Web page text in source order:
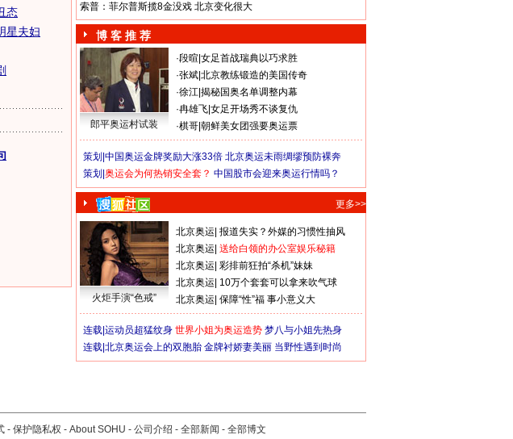
态
星夫妇
索普：菲尔普斯揽8金没戏 北京变化很大
博 客 推 荐
郎平奥运村试装
·段暄 女足首战瑞典以巧求胜
·张斌 北京教练锻造的美国传奇
·徐江 揭秘国奥名单调整内幕
·冉雄飞 女足开场秀不谈复仇
·棋哥 朝鲜美女团强要奥运票
策划| 中国奥运金牌奖励大涨33倍 北京奥运未雨绸缪预防裸奔
策划| 奥运会为何热销安全套？ 中国股市会迎来奥运行情吗？
更多>>
火炬手演“色戒”
北京奥运 报道失实？外媒的习惯性抽风
北京奥运 送给白领的办公室娱乐秘籍
北京奥运 彩排前狂拍“杀机”妹妹
北京奥运 10万个套套可以拿来吹气球
北京奥运 保障“性”福 事小意义大
连载| 运动员超猛纹身 世界小姐为奥运造势 梦八与小姐先热身
连载| 北京奥运会上的双胞胎 金牌衬娇妻美丽 当野性遇到时尚
- 保护隐私权 - About SOHU - 公司介绍 - 全部新闻 - 全部博文